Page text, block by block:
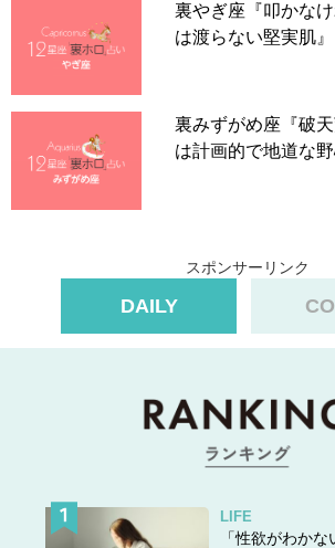
2022年上半期は愛と喜びの時期です。
ワークを見つける人もいるでしょう。
情を抜きにして、心が望むまま突き進
2022年上半期・蠍座の仕事運
裏やぎ座『叩かな
は渡らない堅実肌』
裏みずがめ座『破
は計画的で地道な野
スポンサーリンク
DAILY
LIFE
「性欲がわか